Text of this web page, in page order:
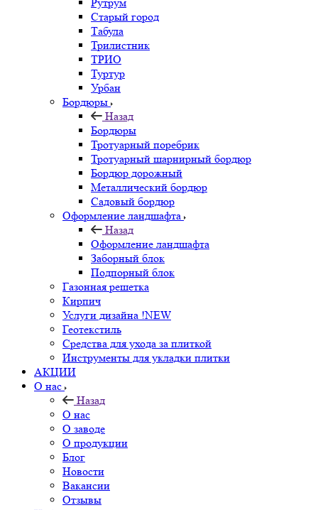
Старый город
Табула
Трилистник
ТРИО
Туртур
Урбан
Бордюры
Назад
Бордюры
Тротуарный поребрик
Тротуарный шарнирный бордюр
Бордюр дорожный
Металлический бордюр
Садовый бордюр
Оформление ландшафта
Назад
Оформление ландшафта
Заборный блок
Подпорный блок
Газонная решетка
Кирпич
Услуги дизайна !NEW
Геотекстиль
Средства для ухода за плиткой
Инструменты для укладки плитки
АКЦИИ
О нас
Назад
О нас
О заводе
О продукции
Блог
Новости
Вакансии
Отзывы